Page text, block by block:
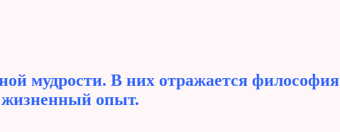
мудрости. В них отражается философия
жизненный опыт.